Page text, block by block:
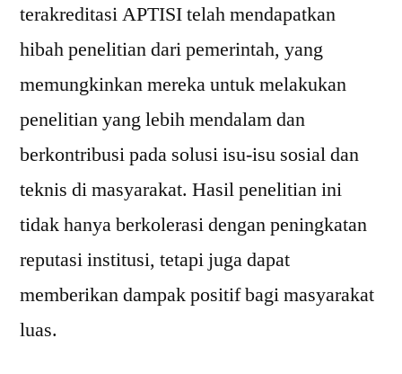
terakreditasi APTISI telah mendapatkan
hibah penelitian dari pemerintah, yang
memungkinkan mereka untuk melakukan
penelitian yang lebih mendalam dan
berkontribusi pada solusi isu-isu sosial dan
teknis di masyarakat. Hasil penelitian ini
tidak hanya berkolerasi dengan peningkatan
reputasi institusi, tetapi juga dapat
memberikan dampak positif bagi masyarakat
luas.